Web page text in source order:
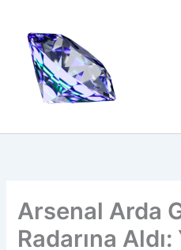
Arsenal Arda
Radarına